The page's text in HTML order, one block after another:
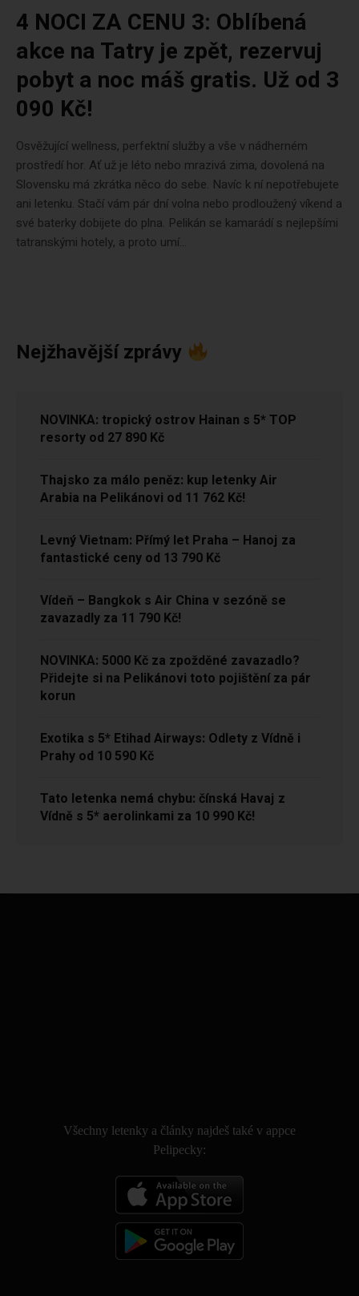
4 NOCI ZA CENU 3: Oblíbená
akce na Tatry je zpět, rezervuj
pobyt a noc máš gratis. Už od 3
090 Kč!
Osvěžující wellness, perfektní služby a vše v nádherném
prostředí hor. Ať už je léto nebo mrazivá zima, dovolená na
Slovensku má zkrátka něco do sebe. Navíc k ní nepotřebujete
ani letenku. Stačí vám pár dní volna nebo prodloužený víkend a
své baterky dobijete do plna. Pelikán se kamarádí s nejlepšími
tatranskými hotely, a proto umí...
Nejžhavější zprávy
NOVINKA: tropický ostrov Hainan s 5* TOP
resorty od 27 890 Kč
Thajsko za málo peněz: kup letenky Air
Arabia na Pelikánovi od 11 762 Kč!
Levný Vietnam: Přímý let Praha – Hanoj za
fantastické ceny od 13 790 Kč
Vídeň – Bangkok s Air China v sezóně se
zavazadly za 11 790 Kč!
NOVINKA: 5000 Kč za zpožděné zavazadlo?
Přidejte si na Pelikánovi toto pojištění za pár
korun
Exotika s 5* Etihad Airways: Odlety z Vídně i
Prahy od 10 590 Kč
Tato letenka nemá chybu: čínská Havaj z
Vídně s 5* aerolinkami za 10 990 Kč!
Všechny letenky a články najdeš také v appce
Pelipecky: